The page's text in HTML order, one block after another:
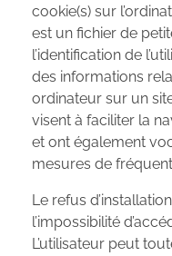
cookie(s) sur
est un fichier de
l’identification de
des informations
ordinateur sur un
visent à faciliter la
et ont également
mesures de
Le refus
l’impossibilité
L’utilisateur peut